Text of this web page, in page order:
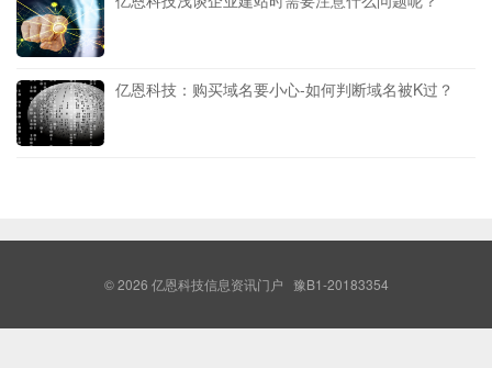
亿恩科技：购买域名要小心-如何判断域名被K过？
© 2026 亿恩科技信息资讯门户 豫B1-20183354